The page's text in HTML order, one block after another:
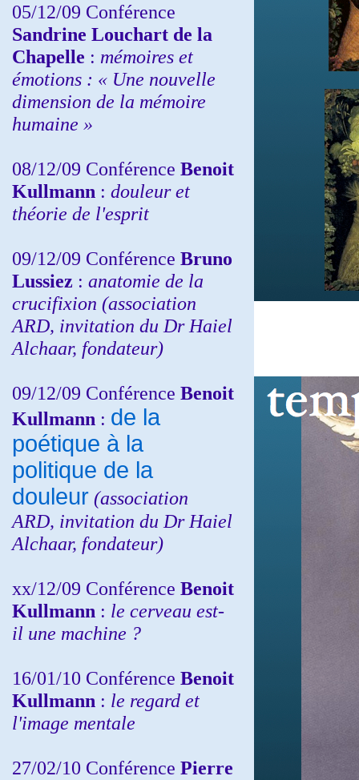
05/12/09 Conférence
Sandrine Louchart de la
Chapelle : mémoires et
émotions : « Une nouvelle
dimension de la mémoire
humaine »
08/12/09 Conférence Benoit
Kullmann : douleur et
théorie de l'esprit
09/12/09 Conférence Bruno
Lussiez : anatomie de la
crucifixion (association
ARD, invitation du Dr Haiel
Alchaar, fondateur)
09/12/09 Conférence Benoit
Kullmann : de la
poétique à la
politique de la
douleur (association
ARD, invitation du Dr Haiel
Alchaar, fondateur)
xx/12/09 Conférence Benoit
Kullmann : le cerveau est-
il une machine ?
16/01/10 Conférence Benoit
Kullmann : le regard et
l'image mentale
27/02/10 Conférence Pierre